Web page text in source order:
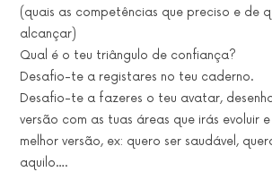
(quais as competências que preciso e de
alcançar)
Qual é o teu triângulo de confiança?
Desafio-te a registares no teu caderno.
Desafio-te a fazeres o teu avatar,
versão com as tuas áreas que irás evoluir
melhor versão, ex: quero ser saudável,
aquilo….